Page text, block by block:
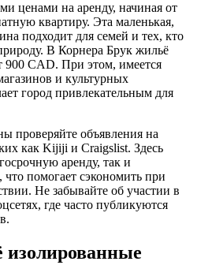
ценами на аренду, начиная от
квартиру. Эта маленькая,
подходит для семей и тех, кто
В Корнера Брук жильё
900 CAD. При этом, имеется
и культурных
город привлекательным для
проверяйте объявления на
как Kijiji и Craigslist. Здесь
аренду, так и
помогает сэкономить при
Не забывайте об участии в
где часто публикуются
изолированные